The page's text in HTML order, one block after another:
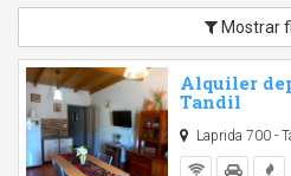
Mostrar
Alquiler
Tandil
Laprida 700 -